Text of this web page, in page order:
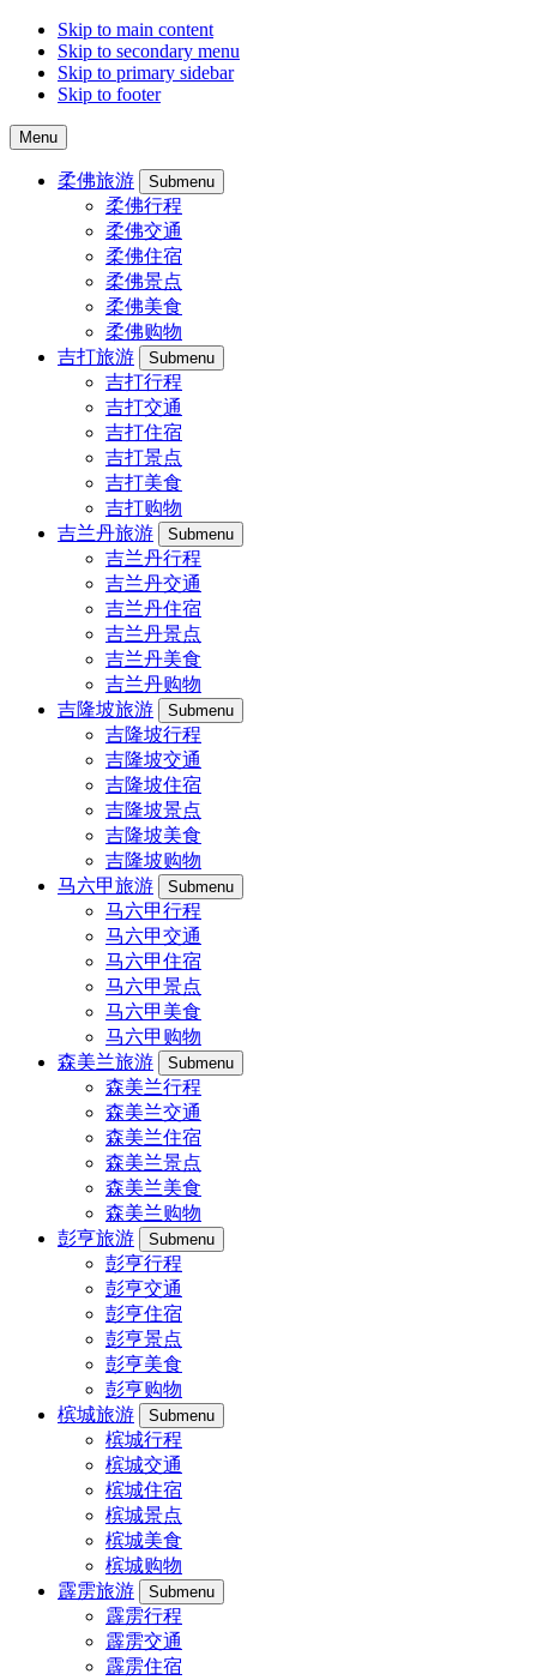
Skip to main content
Skip to secondary menu
Skip to primary sidebar
Skip to footer
Menu
柔佛旅游 Submenu
柔佛行程
柔佛交通
柔佛住宿
柔佛景点
柔佛美食
柔佛购物
吉打旅游
Submenu
吉打行程
吉打交通
吉打住宿
吉打景点
吉打美食
吉打购物
吉兰丹旅游
Submenu
吉兰丹行程
吉兰丹交通
吉兰丹住宿
吉兰丹景点
吉兰丹美食
吉兰丹购物
吉隆坡旅游
Submenu
吉隆坡行程
吉隆坡交通
吉隆坡住宿
吉隆坡景点
吉隆坡美食
吉隆坡购物
马六甲旅游
Submenu
马六甲行程
马六甲交通
马六甲住宿
马六甲景点
马六甲美食
马六甲购物
森美兰旅游
Submenu
森美兰行程
森美兰交通
森美兰住宿
森美兰景点
森美兰美食
森美兰购物
彭亨旅游
Submenu
彭亨行程
彭亨交通
彭亨住宿
彭亨景点
彭亨美食
彭亨购物
槟城旅游
Submenu
槟城行程
槟城交通
槟城住宿
槟城景点
槟城美食
槟城购物
霹雳旅游
Submenu
霹雳行程
霹雳交通
霹雳住宿